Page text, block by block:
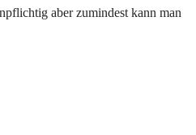
aber zumindest kann man